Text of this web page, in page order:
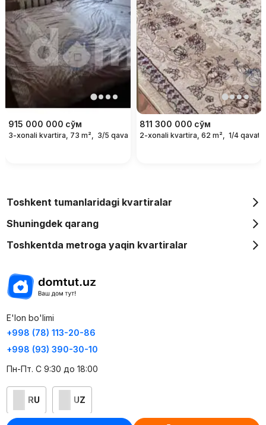
915 000 000 сўм
3-xonali kvartira, 73 m², 3/5 qavat
811 300 000 сўм
2-xonali kvartira, 62 m², 1/4 qavat
Toshkent tumanlaridagi kvartiralar
Shuningdek qarang
Toshkentda metroga yaqin kvartiralar
E'lon bo'limi
+998 (78) 113-20-86
+998 (93) 390-30-10
Пн-Пт. С 9:30 до 18:00
RU UZ